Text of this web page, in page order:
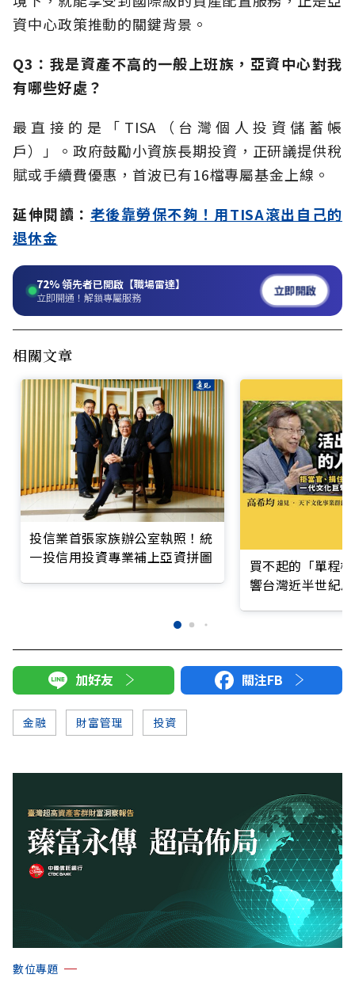
資中心政策推動的關鍵背景。
Q3：我是資產不高的一般上班族，亞資中心對我
有哪些好處？
最直接的是「TISA（台灣個人投資儲蓄帳
戶）」。政府鼓勵小資族長期投資，正研議提供稅
賦或手續費優惠，首波已有16檔專屬基金上線。
延伸閱讀： 老後靠勞保不夠！用TISA滾出自己的
退休金
72%領先者已開啟【職場雷達】
立即開通！解鎖專屬服務 立即開啟
相關文章
投信業首張家族辦公室執照！統
一投信用投資專業補上亞資拼圖
買不起的「單程
響台灣近半世紀
加好友 關注FB
金融 財富管理 投資
數位專題